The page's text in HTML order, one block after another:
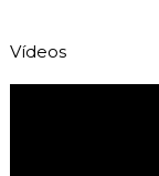
Vídeos